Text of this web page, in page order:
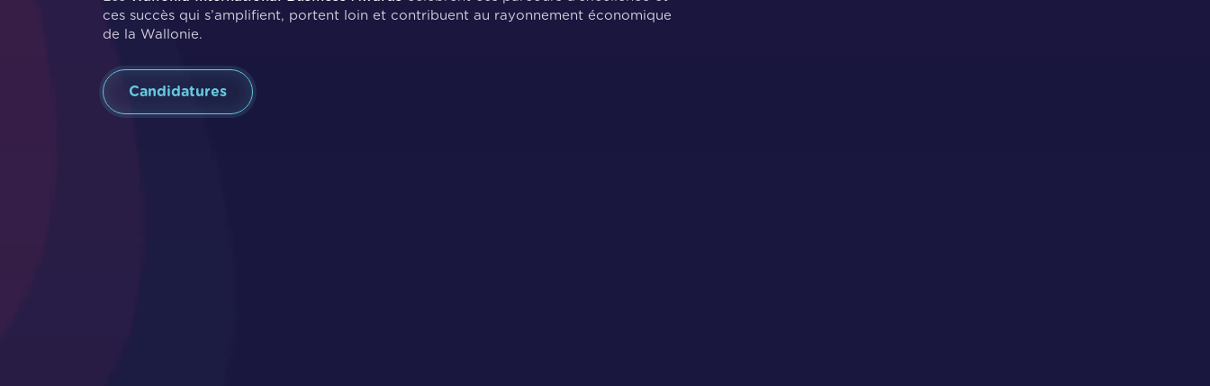
ces succès qui s’amplifient, portent loin et contribuent au rayonnement économique
de la Wallonie.
Candidatures